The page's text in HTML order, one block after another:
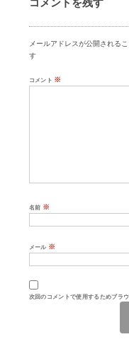
メールアドレスが公開されるこ
す
コメント ※
名前 ※
メール ※
次回のコメントで使用するためブラ